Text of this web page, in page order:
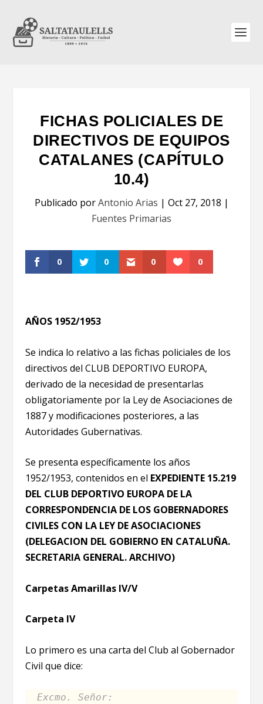
FICHAS POLICIALES DE
DIRECTIVOS DE EQUIPOS
CATALANES (CAPÍTULO
10.4)
Publicado porAntonio Arias | Oct 27, 2018 |
Fuentes Primarias
0 0 0 0
AÑOS 1952/1953
Se indica lo relativo a las fichas policiales de los
directivos del CLUB DEPORTIVO EUROPA,
derivado de la necesidad de presentarlas
obligatoriamente por la Ley de Asociaciones de
1887 y modificaciones posteriores, a las
Autoridades Gubernativas.
Se presenta específicamente los años
1952/1953, contenidos en el EXPEDIENTE 15.219
DEL CLUB DEPORTIVO EUROPA DE LA
CORRESPONDENCIA DE LOS GOBERNADORES
CIVILES CON LA LEY DE ASOCIACIONES
(DELEGACION DEL GOBIERNO EN CATALUÑA.
SECRETARIA GENERAL. ARCHIVO)
Carpetas Amarillas IV/V
Carpeta IV
Lo primero es una carta del Club al Gobernador
Civil que dice:
Excmo. Señor: